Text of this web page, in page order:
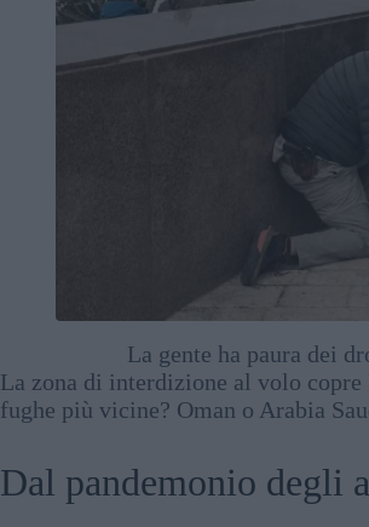
La gente ha paura dei
La zona di interdizione al volo
fughe più vicine? Oman o Arabia
Dal pandemonio degli